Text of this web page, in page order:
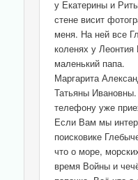
у Екатерины и
стене висит
меня. На ней все
коленях у
маленький папа.
Маргарита
Татьяны
телефону уже
Если Вам мы
поисковике
что о море,
время Войны и